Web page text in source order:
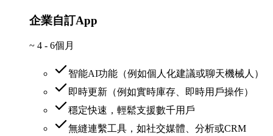
企業自訂App
~ 4 - 6個月
智能AI功能（例如個人化建議或聊天機械人）
即時更新（例如實時庫存、即時用戶操作）
穩定快速，輕鬆支援數千用戶
無縫連繫工具，如社交媒體、分析或CRM